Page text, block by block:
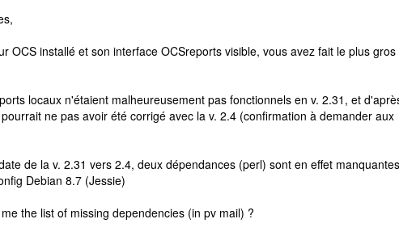
OCS installé et son interface OCSreports visible, vous avez fait le plus gros
locaux n'étaient malheureusement pas fonctionnels en v. 2.31, et
ne pas avoir été corrigé avec la v. 2.4 (confirmation à demander aux
de la v. 2.31 vers 2.4, deux dépendances (perl) sont en effet
Debian 8.7 (Jessie)
the list of missing dependencies (in pv mail) ?